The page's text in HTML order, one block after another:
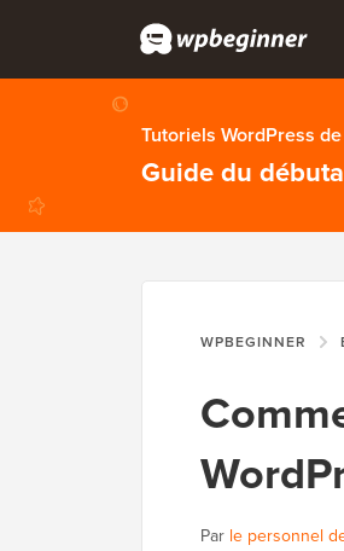
Tutoriels WordPress
Guide du
WPBEGINNER
Par le personnel